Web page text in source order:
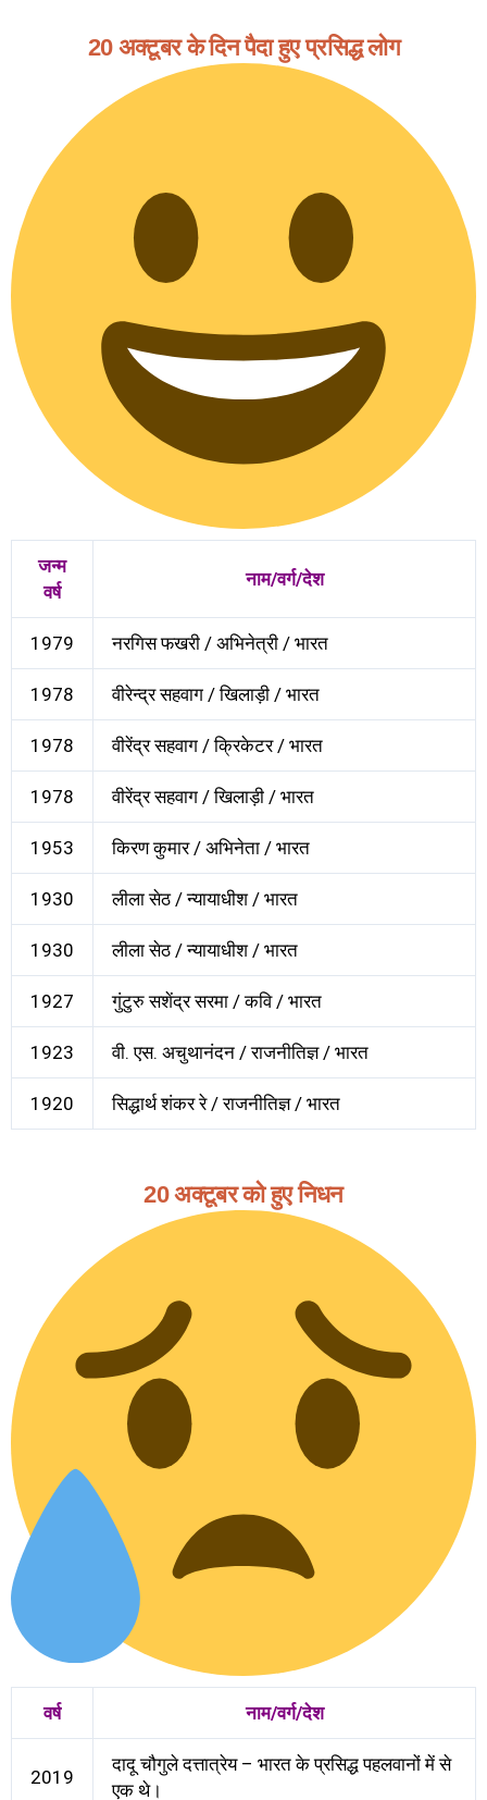
20 अक्टूबर के दिन पैदा हुए प्रसिद्ध लोग
जन्म
वर्ष
नाम/वर्ग/देश
1979 नरगिस फखरी / अभिनेत्री / भारत
1978 वीरेन्द्र सहवाग / खिलाड़ी / भारत
1978 वीरेंद्र सहवाग / क्रिकेटर / भारत
1978 वीरेंद्र सहवाग / खिलाड़ी / भारत
1953 किरण कुमार / अभिनेता / भारत
1930 लीला सेठ / न्यायाधीश / भारत
1930 लीला सेठ / न्यायाधीश / भारत
1927 गुंटुरु सशेंद्र सरमा / कवि / भारत
1923 वी. एस. अचुथानंदन / राजनीतिज्ञ / भारत
1920 सिद्धार्थ शंकर रे / राजनीतिज्ञ / भारत
20 अक्टूबर को हुए निधन
वर्ष नाम/वर्ग/देश
2019
दादू चौगुले दत्तात्रेय – भारत के प्रसिद्ध पहलवानों में से
एक थे।